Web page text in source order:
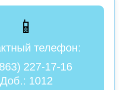
📱
телефон:
227-17-16
Доб.: 1012